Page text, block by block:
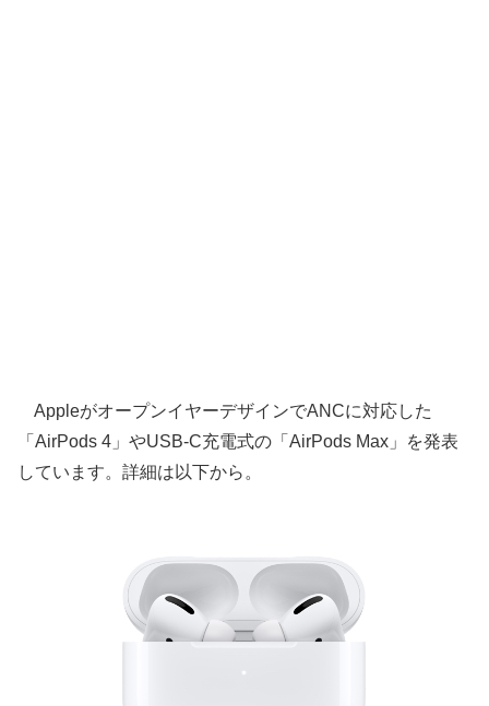
AppleがオープンイヤーデザインでANCに対応した
「AirPods 4」やUSB-C充電式の「AirPods Max」を発表
しています。詳細は以下から。